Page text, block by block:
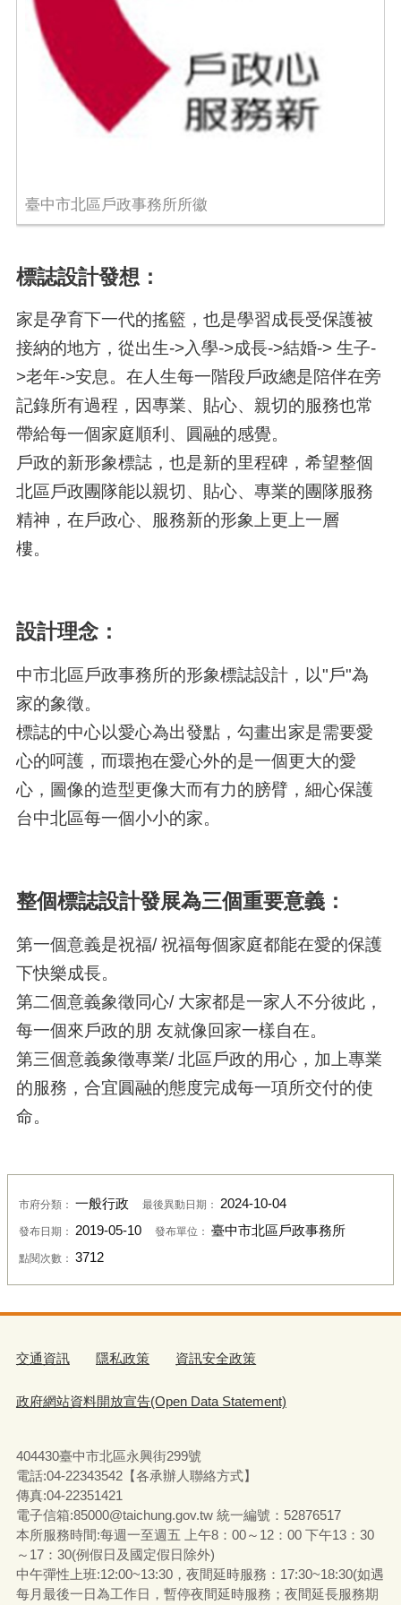
臺中市北區戶政事務所所徽
標誌設計發想：
家是孕育下一代的搖籃，也是學習成長受保護被
接納的地方，從出生->入學->成長->結婚-> 生子-
>老年->安息。在人生每一階段戶政總是陪伴在旁
記錄所有過程，因專業、貼心、親切的服務也常
帶給每一個家庭順利、圓融的感覺。
戶政的新形象標誌，也是新的里程碑，希望整個
北區戶政團隊能以親切、貼心、專業的團隊服務
精神，在戶政心、服務新的形象上更上一層
樓。
設計理念：
中市北區戶政事務所的形象標誌設計，以"戶"為
家的象徵。
標誌的中心以愛心為出發點，勾畫出家是需要愛
心的呵護，而環抱在愛心外的是一個更大的愛
心，圖像的造型更像大而有力的膀臂，細心保護
台中北區每一個小小的家。
整個標誌設計發展為三個重要意義：
第一個意義是祝福/ 祝福每個家庭都能在愛的保護
下快樂成長。
第二個意義象徵同心/ 大家都是一家人不分彼此，
每一個來戶政的朋 友就像回家一樣自在。
第三個意義象徵專業/ 北區戶政的用心，加上專業
的服務，合宜圓融的態度完成每一項所交付的使
命。
市府分類： 一般行政 最後異動日期： 2024-10-04
發布日期： 2019-05-10 發布單位： 臺中市北區戶政事務所
點閱次數： 3712
交通資訊 隱私政策 資訊安全政策
政府網站資料開放宣告(Open Data Statement)
404430臺中市北區永興街299號
電話:04-22343542【各承辦人聯絡方式】
傳真:04-22351421
電子信箱:85000@taichung.gov.tw 統一編號：52876517
本所服務時間:每週一至週五 上午8：00～12：00 下午13：30
～17：30(例假日及國定假日除外)
中午彈性上班:12:00~13:30，夜間延時服務：17:30~18:30(如遇
每月最後一日為工作日，暫停夜間延時服務；夜間延長服務期